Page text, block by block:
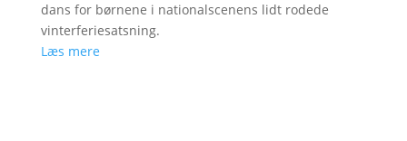
dans for børnene i nationalscenens lidt rodede
vinterferiesatsning.
Læs mere